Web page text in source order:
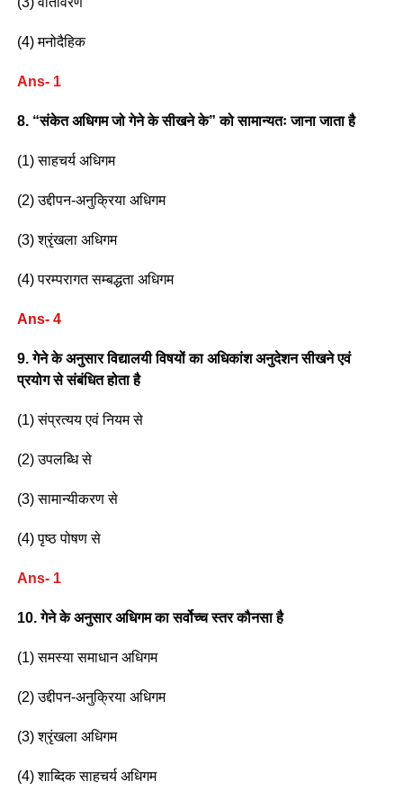
(4) मनोदैहिक
Ans- 1
8. “संकेत अधिगम जो गेने के सीखने के” को सामान्यतः जाना जाता है
(1) साहचर्य अधिगम
(2) उद्दीपन-अनुक्रिया अधिगम
(3) श्रृंखला अधिगम
(4) परम्परागत सम्बद्धता अधिगम
Ans- 4
9. गेने के अनुसार विद्यालयी विषयों का अधिकांश अनुदेशन सीखने एवं
प्रयोग से संबंधित होता है
(1) संप्रत्यय एवं नियम से
(2) उपलब्धि से
(3) सामान्यीकरण से
(4) पृष्ठ पोषण से
Ans- 1
10. गेने के अनुसार अधिगम का सर्वोच्च स्तर कौनसा है
(1) समस्या समाधान अधिगम
(2) उद्दीपन-अनुक्रिया अधिगम
(3) श्रृंखला अधिगम
(4) शाब्दिक साहचर्य अधिगम